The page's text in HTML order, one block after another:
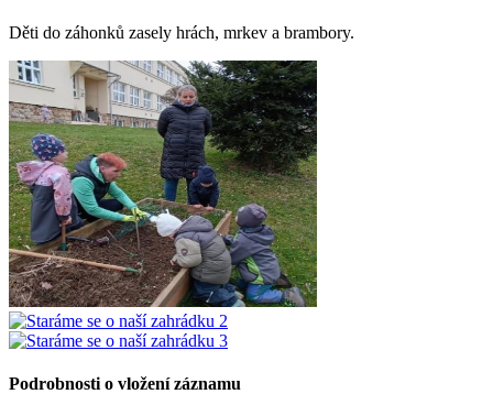
Děti do záhonků zasely hrách, mrkev a brambory.
Podrobnosti o vložení záznamu